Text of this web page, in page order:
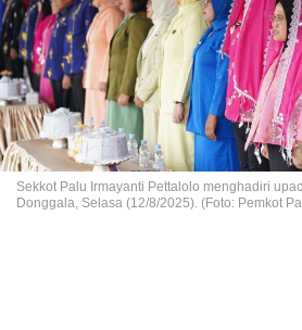
Sekkot Palu Irmayanti Pettalolo menghadiri
Donggala, Selasa (12/8/2025). (Foto: Pemkot